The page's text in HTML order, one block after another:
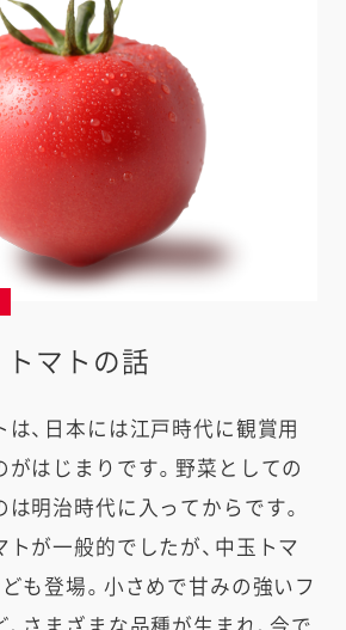
トマトの話
、日本には江戸時代に観賞用
がはじまりです。野菜としての
明治時代に入ってからです。
が一般的でしたが、中玉トマ
ども登場。小さめで甘みの強いフ